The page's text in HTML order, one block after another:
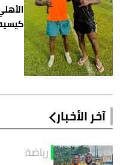
آخر الأخبار
رياضة